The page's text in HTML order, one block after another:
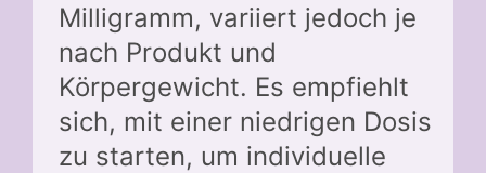
Milligramm, variiert jedoch je
nach Produkt und
Körpergewicht. Es empfiehlt
sich, mit einer niedrigen Dosis
zu starten, um individuelle